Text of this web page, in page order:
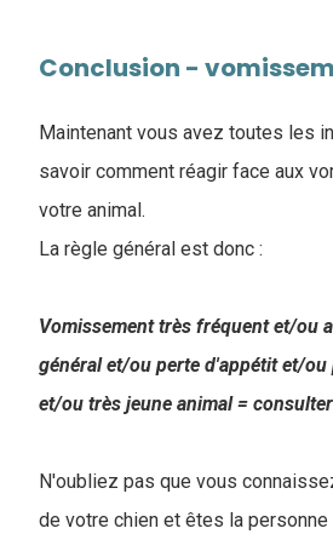
Conclusion -
Maintenant vous avez toutes les
savoir comment réagir face aux
votre animal.
La règle général est donc :
Vomissement très fréquent et/ou
général et/ou perte d'appétit et/ou
et/ou très jeune animal =
N'oubliez pas que vous
de votre chien et êtes la personne